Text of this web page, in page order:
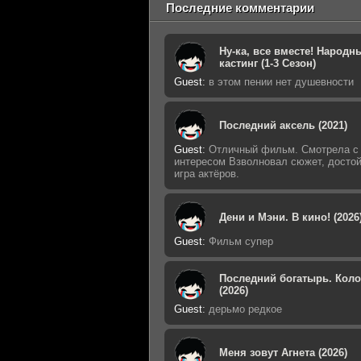
Последние комментарии
Ну-ка, все вместе!
кастинг (1-3 Сезон)
Guest: в этом пении нет душевности
Последний аксель (2021)
Guest: Отличный фильм. Смотрела с
интересом Взволновал сюжет,
игра актёров.
Дени и Мэни. В кино!
Guest: Фильм супер
Последний богатырь.
(2026)
Guest: дерьмо редкое
Меня зовут Агнета (2026)